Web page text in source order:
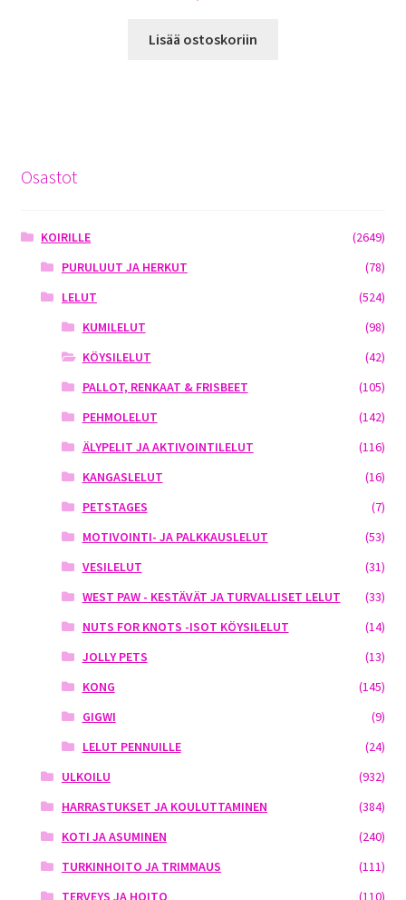
Lisää ostoskoriin
Osastot
KOIRILLE
(2649)
PURULUUT JA HERKUT
(78)
LELUT
(524)
KUMILELUT
(98)
KÖYSILELUT
(42)
PALLOT, RENKAAT & FRISBEET
(105)
PEHMOLELUT
(142)
ÄLYPELIT JA AKTIVOINTILELUT
(116)
KANGASLELUT
(16)
PETSTAGES
(7)
MOTIVOINTI- JA PALKKAUSLELUT
(53)
VESILELUT
(31)
WEST PAW - KESTÄVÄT JA TURVALLISET LELUT
(33)
NUTS FOR KNOTS -ISOT KÖYSILELUT
(14)
JOLLY PETS
(13)
KONG
(145)
GIGWI
(9)
LELUT PENNUILLE
(24)
ULKOILU
(932)
HARRASTUKSET JA KOULUTTAMINEN
(384)
KOTI JA ASUMINEN
(240)
TURKINHOITO JA TRIMMAUS
(111)
TERVEYS JA HOITO
(110)